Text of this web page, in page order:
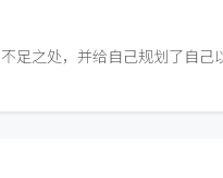
足之处，并给自己规划了自己